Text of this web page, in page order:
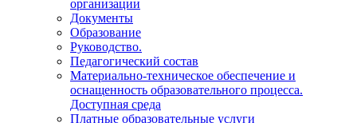
организации
Документы
Образование
Руководство.
Педагогический состав
Материально-техническое обеспечение и
оснащенность образовательного процесса.
Доступная среда
Платные образовательные услуги